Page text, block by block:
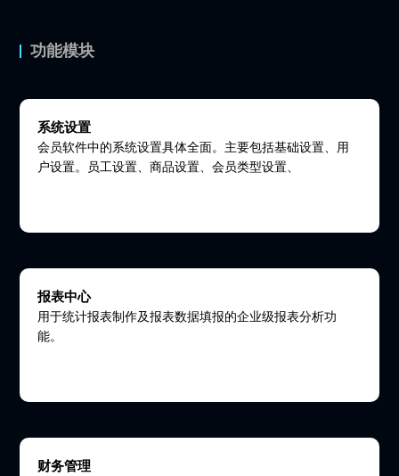
功能模块
系统设置
会员软件中的系统设置具体全面。主要包括基础设置、用
户设置。员工设置、商品设置、会员类型设置、
报表中心
用于统计报表制作及报表数据填报的企业级报表分析功
能。
财务管理